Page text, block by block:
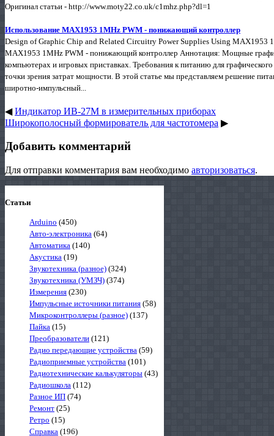
Оригинал статьи - http://www.moty22.co.uk/c1mhz.php?dl=1
Использование MAX1953 1MHz PWM - понижающий контроллер
Design of Graphic Chip and Related Circuitry Power Supplies Using MAX1953
MAX1953 1MHz PWM - понижающий контроллер Аннотация: Мощные
компьютерах и игровых приставках. Требования к питанию для
точки зрения затрат мощности. В этой статье мы представляем решение
широтно-импульсный...
◀Индикатор ИВ-27М в измерительных приборах
Широкополосный формирователь для частотомера ▶
Добавить комментарий
Для отправки комментария вам необходимо авторизоваться.
Статьи
Arduino (450)
Авто-электроника (64)
Автоматика (140)
Акустика (19)
Звукотехника (разное) (324)
Звукотехника (УМЗЧ) (374)
Измерения (230)
Импульсные источники питания (58)
Микроконтроллеры (разное) (137)
Пайка (15)
Преобразователи (121)
Радио передающие устройства (59)
Радиоприемные устройства (101)
Радиотехнические калькуляторы (43)
Радиошкола (112)
Разное ИП (74)
Ремонт (25)
Ретро (15)
Справка (196)